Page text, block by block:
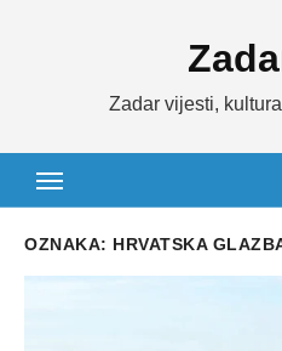
Zadar vijesti,
OZNAKA: HRVATSKA